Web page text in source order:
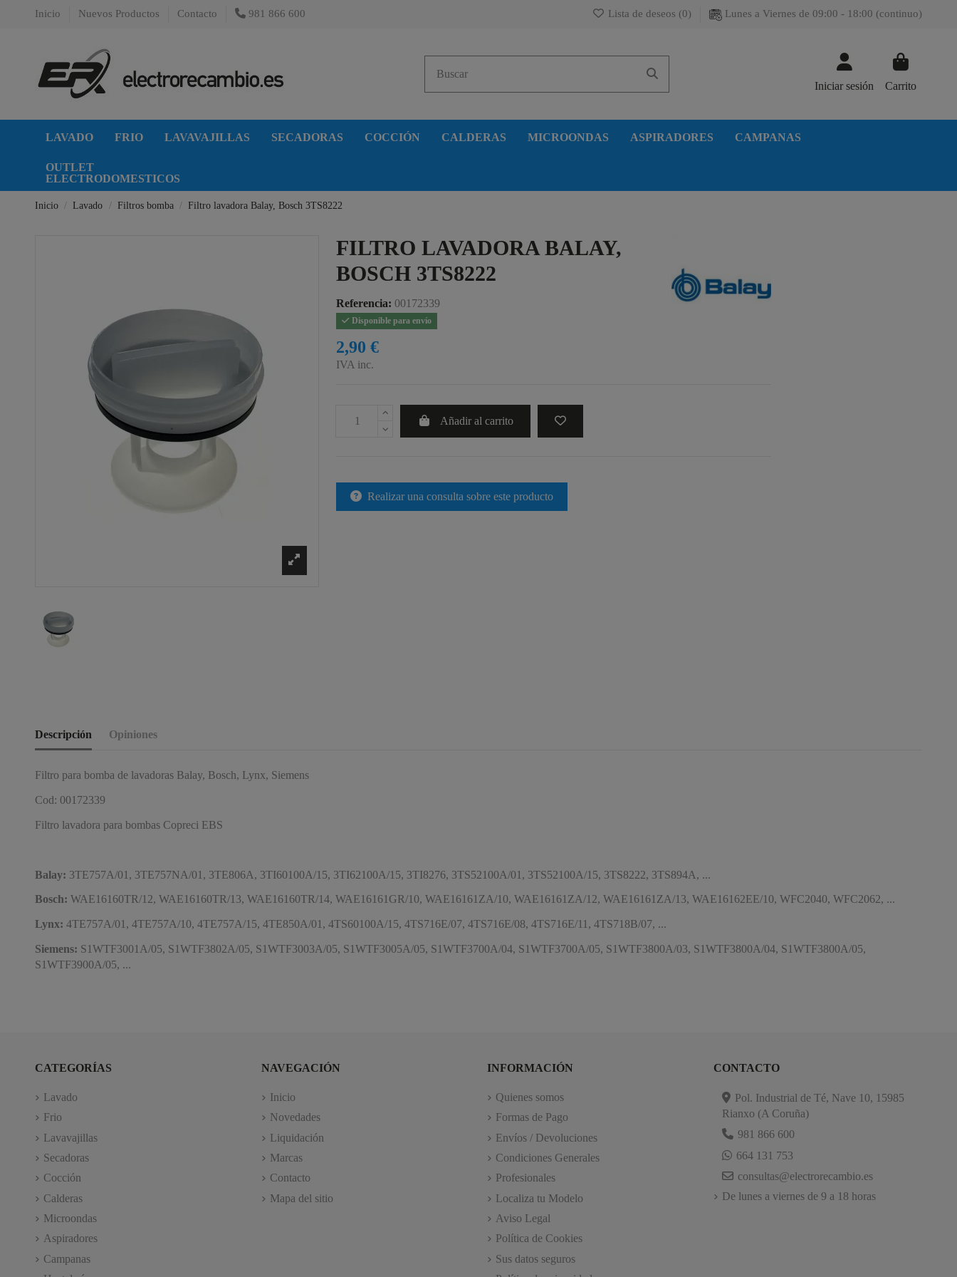
Inicio Nuevos Productos Contacto 981 866 600 Lista de deseos (0) Lunes a Viernes de 09:00 - 18:00 (continuo)
Iniciar sesión Carrito
LAVADO FRIO LAVAVAJILLAS SECADORAS COCCIÓN CALDERAS MICROONDAS ASPIRADORES CAMPANAS
OUTLET
ELECTRODOMESTICOS
Inicio Lavado Filtros bomba Filtro lavadora Balay, Bosch 3TS8222
FILTRO LAVADORA BALAY,
BOSCH 3TS8222
Referencia: 00172339
Disponible para envío
2,90 €
IVA inc.
Añadir al carrito
Realizar una consulta sobre este producto
Descripción Opiniones
Filtro para bomba de lavadoras Balay, Bosch, Lynx, Siemens
Cod: 00172339
Filtro lavadora para bombas Copreci EBS
Balay: 3TE757A/01, 3TE757NA/01, 3TE806A, 3TI60100A/15, 3TI62100A/15, 3TI8276, 3TS52100A/01, 3TS52100A/15, 3TS8222, 3TS894A, ...
Bosch: WAE16160TR/12, WAE16160TR/13, WAE16160TR/14, WAE16161GR/10, WAE16161ZA/10, WAE16161ZA/12, WAE16161ZA/13, WAE16162EE/10, WFC2040, WFC2062, ...
Lynx: 4TE757A/01, 4TE757A/10, 4TE757A/15, 4TE850A/01, 4TS60100A/15, 4TS716E/07, 4TS716E/08, 4TS716E/11, 4TS718B/07, ...
Siemens: S1WTF3001A/05, S1WTF3802A/05, S1WTF3003A/05, S1WTF3005A/05, S1WTF3700A/04, S1WTF3700A/05, S1WTF3800A/03, S1WTF3800A/04, S1WTF3800A/05,
S1WTF3900A/05, ...
CATEGORÍAS
Lavado
Frio
Lavavajillas
Secadoras
Cocción
Calderas
Microondas
Aspiradores
Campanas
NAVEGACIÓN
Inicio
Novedades
Liquidación
Marcas
Contacto
Mapa del sitio
INFORMACIÓN
Quienes somos
Formas de Pago
Envíos / Devoluciones
Condiciones Generales
Profesionales
Localiza tu Modelo
Aviso Legal
Política de Cookies
Sus datos seguros
CONTACTO
Pol. Industrial de Té, Nave 10, 15985
Rianxo (A Coruña)
981 866 600
664 131 753
consultas@electrorecambio.es
De lunes a viernes de 9 a 18 horas